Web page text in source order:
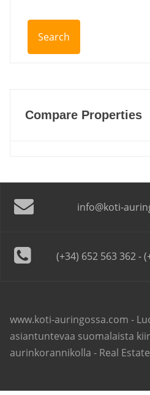
Compare Properties
info@koti-
(+34) 652 563 362 -
www.koti-auringossa.com -
asiantuntevaa suomalaista
aurinkorannikolla - Real